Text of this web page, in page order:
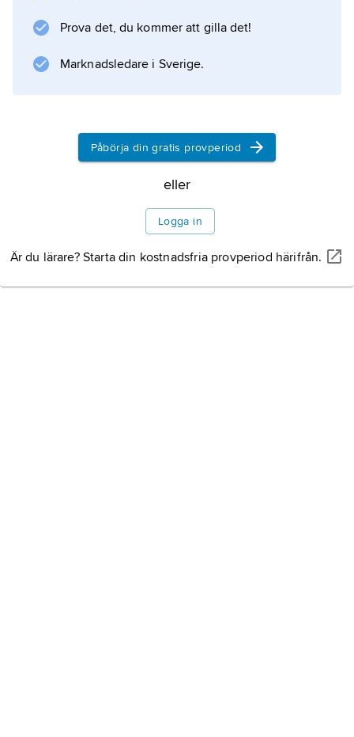
Information om artikeln
Prova det, du kommer att gilla det!
Marknadsledare i Sverige.
Påbörja din gratis provperiod
eller
Logga in
Är du lärare? Starta din kostnadsfria provperiod härifrån.